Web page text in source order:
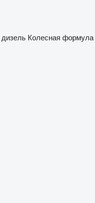
дизель Колесная формула